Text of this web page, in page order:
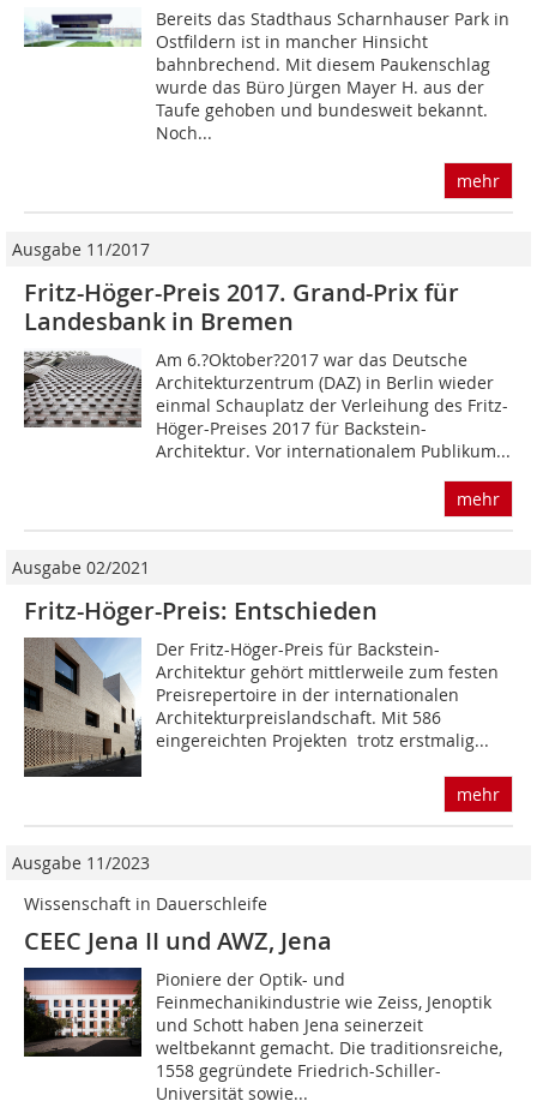
Bereits das Stadthaus Scharnhauser Park in
Ostfildern ist in mancher Hinsicht
bahnbrechend. Mit diesem Paukenschlag
wurde das Büro Jürgen Mayer H. aus der
Taufe gehoben und bundesweit bekannt.
Noch...
mehr
Ausgabe 11/2017
Fritz-Höger-Preis 2017. Grand-Prix für
Landesbank in Bremen
Am 6.?Oktober?2017 war das Deutsche
Architekturzentrum (DAZ) in Berlin wieder
einmal Schauplatz der Verleihung des Fritz-
Höger-Preises 2017 für Backstein-
Architektur. Vor internationalem Publikum...
mehr
Ausgabe 02/2021
Fritz-Höger-Preis: Entschieden
Der Fritz-Höger-Preis für Backstein-
Architektur gehört mittlerweile zum festen
Preisrepertoire in der internationalen
Architekturpreislandschaft. Mit 586
eingereichten Projekten  trotz erstmalig...
mehr
Ausgabe 11/2023
Wissenschaft in Dauerschleife
CEEC Jena II und AWZ, Jena
Pioniere der Optik- und
Feinmechanikindustrie wie Zeiss, Jenoptik
und Schott haben Jena seinerzeit
weltbekannt gemacht. Die traditionsreiche,
1558 gegründete Friedrich-Schiller-
Universität sowie...